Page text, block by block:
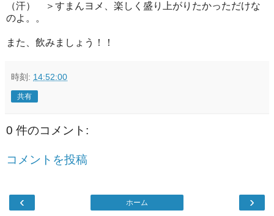
（汗） ＞すまんヨメ、楽しく盛り上がりたかっただけな
のよ。。
また、飲みましょう！！
時刻: 14:52:00
共有
0 件のコメント:
コメントを投稿
‹ ›
ホーム